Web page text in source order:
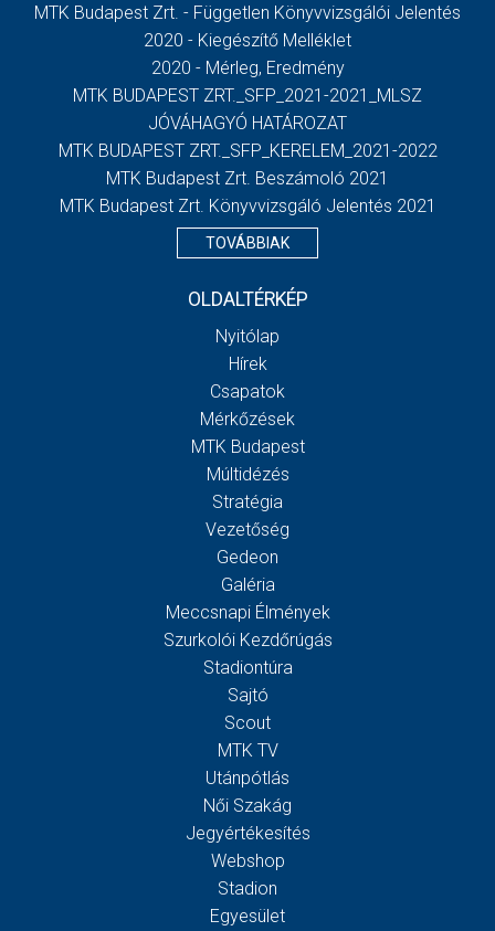
MTK Budapest Zrt. - Független Könyvvizsgálói Jelentés
2020 - Kiegészítő Melléklet
2020 - Mérleg, Eredmény
MTK BUDAPEST ZRT._SFP_2021-2021_MLSZ
JÓVÁHAGYÓ HATÁROZAT
MTK BUDAPEST ZRT._SFP_KERELEM_2021-2022
MTK Budapest Zrt. Beszámoló 2021
MTK Budapest Zrt. Könyvvizsgáló Jelentés 2021
TOVÁBBIAK
OLDALTÉRKÉP
Nyitólap
Hírek
Csapatok
Mérkőzések
MTK Budapest
Múltidézés
Stratégia
Vezetőség
Gedeon
Galéria
Meccsnapi Élmények
Szurkolói Kezdőrúgás
Stadiontúra
Sajtó
Scout
MTK TV
Utánpótlás
Női Szakág
Jegyértékesítés
Webshop
Stadion
Egyesület